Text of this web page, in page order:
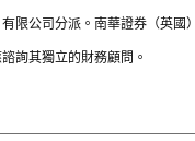
限公司分派。南華證券（英
詢其獨立的財務顧問。